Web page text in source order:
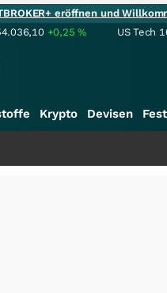
eröffnen und
+0,25% US Tech
Krypto Devisen